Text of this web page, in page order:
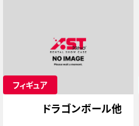
フィギュア
ドラゴンボール他